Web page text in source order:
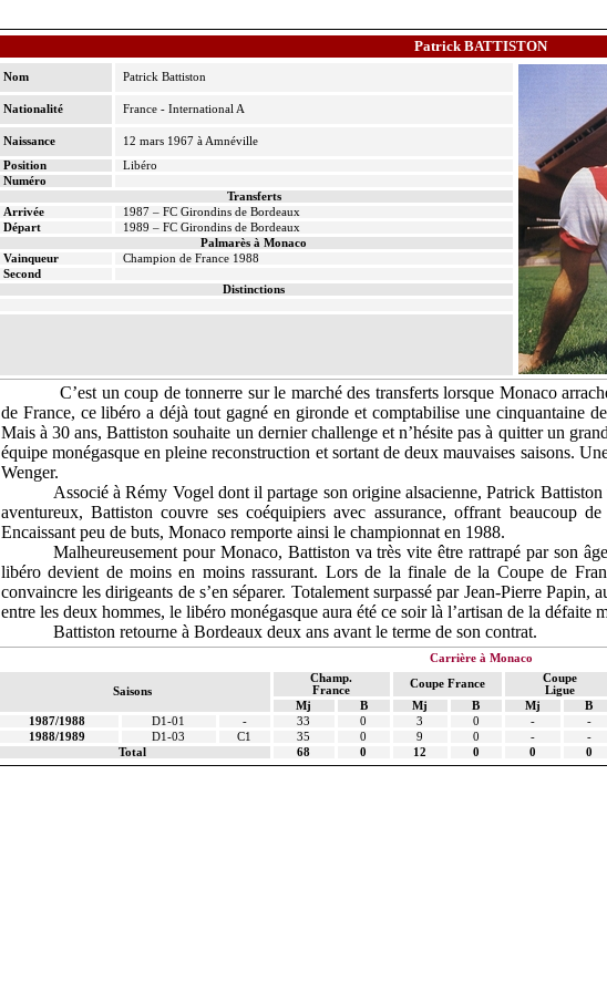
Patrick BATTISTON
Nom Patrick Battiston
Nationalité France - International A
Naissance
12 mars 1967 à Amnéville
Position
Libéro
Numéro
Transferts
Arrivée
1987 – FC Girondins de Bordeaux
Départ
1989 – FC Girondins de Bordeaux
Palmarès à Monaco
Vainqueur
Champion de France 1988
Second
Distinctions
C’est un coup de tonnerre sur le marché des transferts lorsque Monaco
de France, ce libéro a déjà tout gagné en gironde et comptabilise une cinquantaine
Mais à 30 ans, Battiston souhaite un dernier challenge et n’hésite pas à quitter un
équipe monégasque en pleine reconstruction et sortant de deux mauvaises saisons.
Wenger.
Associé à Rémy Vogel dont il partage son origine alsacienne, Patrick
aventureux, Battiston couvre ses coéquipiers avec assurance, offrant beaucoup
Encaissant peu de buts, Monaco remporte ainsi le championnat en 1988.
Malheureusement pour Monaco, Battiston va très vite être rattrapé par son
libéro devient de moins en moins rassurant. Lors de la finale dela Coupede
convaincre les dirigeants de s’en séparer. Totalement surpassé par Jean-Pierre
entre les deux hommes, le libéro monégasque aura été ce soir là l’artisan de la défaite
Battiston retourne à Bordeaux deux ans avant le terme de son contrat.
Carrière à Monaco
Saisons
Champ.
France
Coupe France
Coupe
Ligue
Mj
B Mj B Mj B
1987/1988
D1-01 - 33 0 3 0 - -
1988/1989
D1-03 C1 35 0 9 0 - -
Total
68 0 12 0 0 0